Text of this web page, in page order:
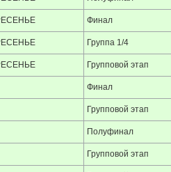
Финал
Группа 1/4
Групповой этап
Финал
Групповой этап
Полуфинал
Групповой этап